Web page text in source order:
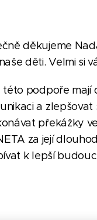
děkujeme
děti. Velmi si
této podpoře mají
a
překážky
za její
k lepší